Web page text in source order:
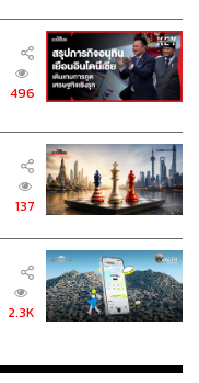
496
137
2.3K